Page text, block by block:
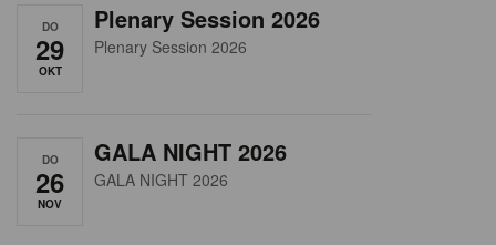
DO
29
OKT
Plenary Session 2026
Plenary Session 2026
DO
26
NOV
GALA NIGHT 2026
GALA NIGHT 2026